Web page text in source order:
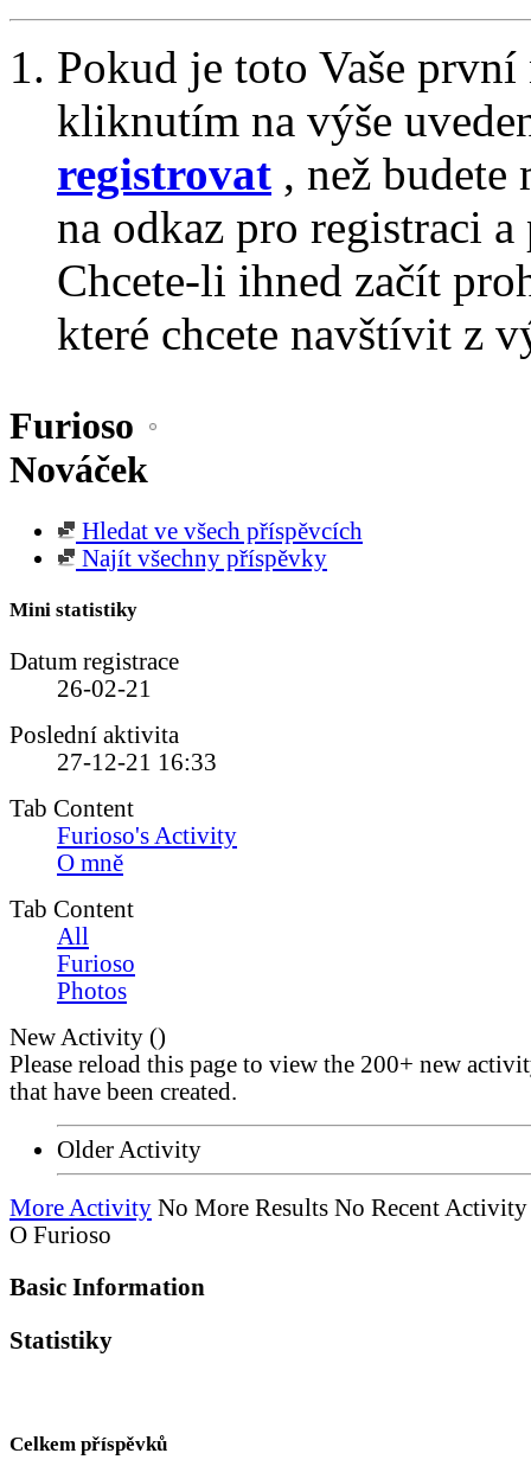
Pokud je toto Vaše
kliknutím na výše
registrovat , než
na odkaz pro registraci
Chcete-li ihned začít
které chcete navštívit z
Furioso
Nováček
Hledat ve všech příspěvcích
Najít všechny příspěvky
Mini statistiky
Datum registrace
26-02-21
Poslední aktivita
27-12-21 16:33
Tab Content
Furioso's Activity
O mně
Tab Content
All
Furioso
Photos
New Activity ()
Please reload this page to view the 200+ new
that have been created.
Older Activity
More Activity No More Results No Recent Activity
O Furioso
Basic Information
Statistiky
Celkem příspěvků